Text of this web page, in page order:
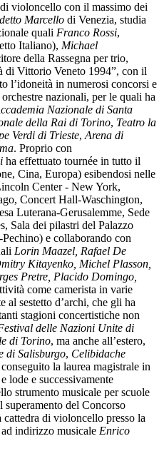
violoncello con il massimo dei
Marcello di Venezia, studia
quali Franco Rossi,
Italiano), Michael
della Rassegna per trio,
di Vittorio Veneto 1994”, con il
l’idoneità in numerosi concorsi e
nazionali, per le quali ha
Nazionale di Santa
della Rai di Torino, Teatro la
Verdi di Trieste, Arena di
. Proprio con
ha effettuato tournée in tutto il
Cina, Europa) esibendosi nelle
Center - New York,
Concert Hall-Waschington,
Luterana-Gerusalemme, Sede
Sala dei pilastri del Palazzo
e collaborando con
Lorin Maazel, Rafael De
Kitayenko, Michel Plasson,
Pretre, Placido Domingo,
come camerista in varie
sestetto d’archi, che gli ha
stagioni concertistiche non
delle Nazioni Unite di
di Torino, ma anche all’estero,
di Salisburgo, Celibidache
la laurea magistrale in
lode e successivamente
strumento musicale per scuole
del Concorso
di violoncello presso la
indirizzo musicale Enrico